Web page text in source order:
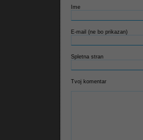
Ime
E-mail (ne bo prikazan)
Spletna stran
Tvoj komentar